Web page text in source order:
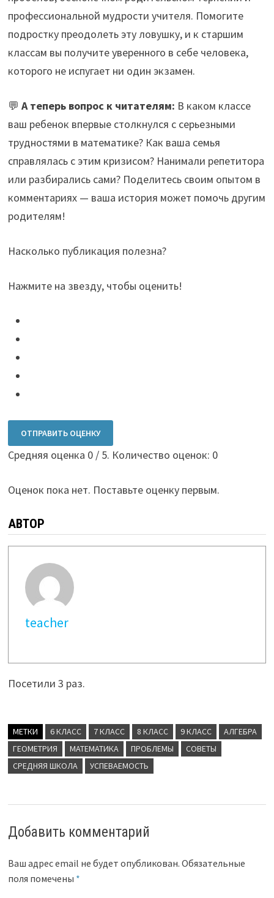
профессиональной мудрости учителя. Помогите
подростку преодолеть эту ловушку, и к старшим
классам вы получите уверенного в себе человека,
которого не испугает ни один экзамен.
💬 А теперь вопрос к читателям: В каком классе
ваш ребенок впервые столкнулся с серьезными
трудностями в математике? Как ваша семья
справлялась с этим кризисом? Нанимали репетитора
или разбирались сами? Поделитесь своим опытом в
комментариях — ваша история может помочь другим
родителям!
Насколько публикация полезна?
Нажмите на звезду, чтобы оценить!
ОТПРАВИТЬ ОЦЕНКУ
Средняя оценка 0/ 5. Количество оценок: 0
Оценок пока нет. Поставьте оценку первым.
АВТОР
teacher
Посетили 3 раз.
МЕТКИ 6 КЛАСС 7 КЛАСС 8 КЛАСС 9 КЛАСС
АЛГЕБРА
ГЕОМЕТРИЯ
МАТЕМАТИКА ПРОБЛЕМЫ
СОВЕТЫ
СРЕДНЯЯ ШКОЛА
УСПЕВАЕМОСТЬ
Добавить комментарий
Ваш адрес email не будет опубликован. Обязательные
поля помечены *